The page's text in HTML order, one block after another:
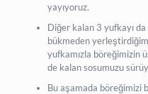
yayıyoruz.
Diğer kalan 3 yufkayı
bükmeden
yufkamızla böreğimizin
de kalan sosumuzu
Bu aşamada böreğimizi